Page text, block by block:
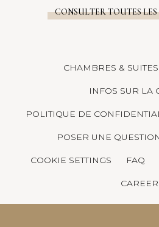
CONSULTER TOUTES
CHAMBRES & SUITES
INFOS SUR LA
POLITIQUE DE
POSER UNE
COOKIE SETTINGS FAQ
CAREER